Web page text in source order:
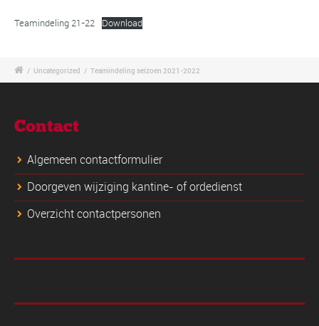
Teamindeling 21-22 Download
/ Uncategorized / Teamindeling seizoen 2021-2022
Contact
Algemeen contactformulier
Doorgeven wijziging kantine- of ordedienst
Overzicht contactpersonen